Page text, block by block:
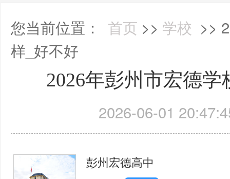
您当前位置： 首页 >> 学校 >>
样_好不好
2026年彭州市宏德
2026-06-01
彭州宏德高中